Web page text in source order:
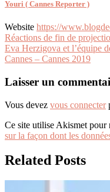
Youri ( Cannes Reporter )
Website https://
Navigation
de
Réactions de fin de
Eva Herzigova et l’équipe
Cannes – Cannes 2019
Laisser un
Vous devez vous connecter
Ce site utilise Akismet pour
sur la façon dont les
Related Posts